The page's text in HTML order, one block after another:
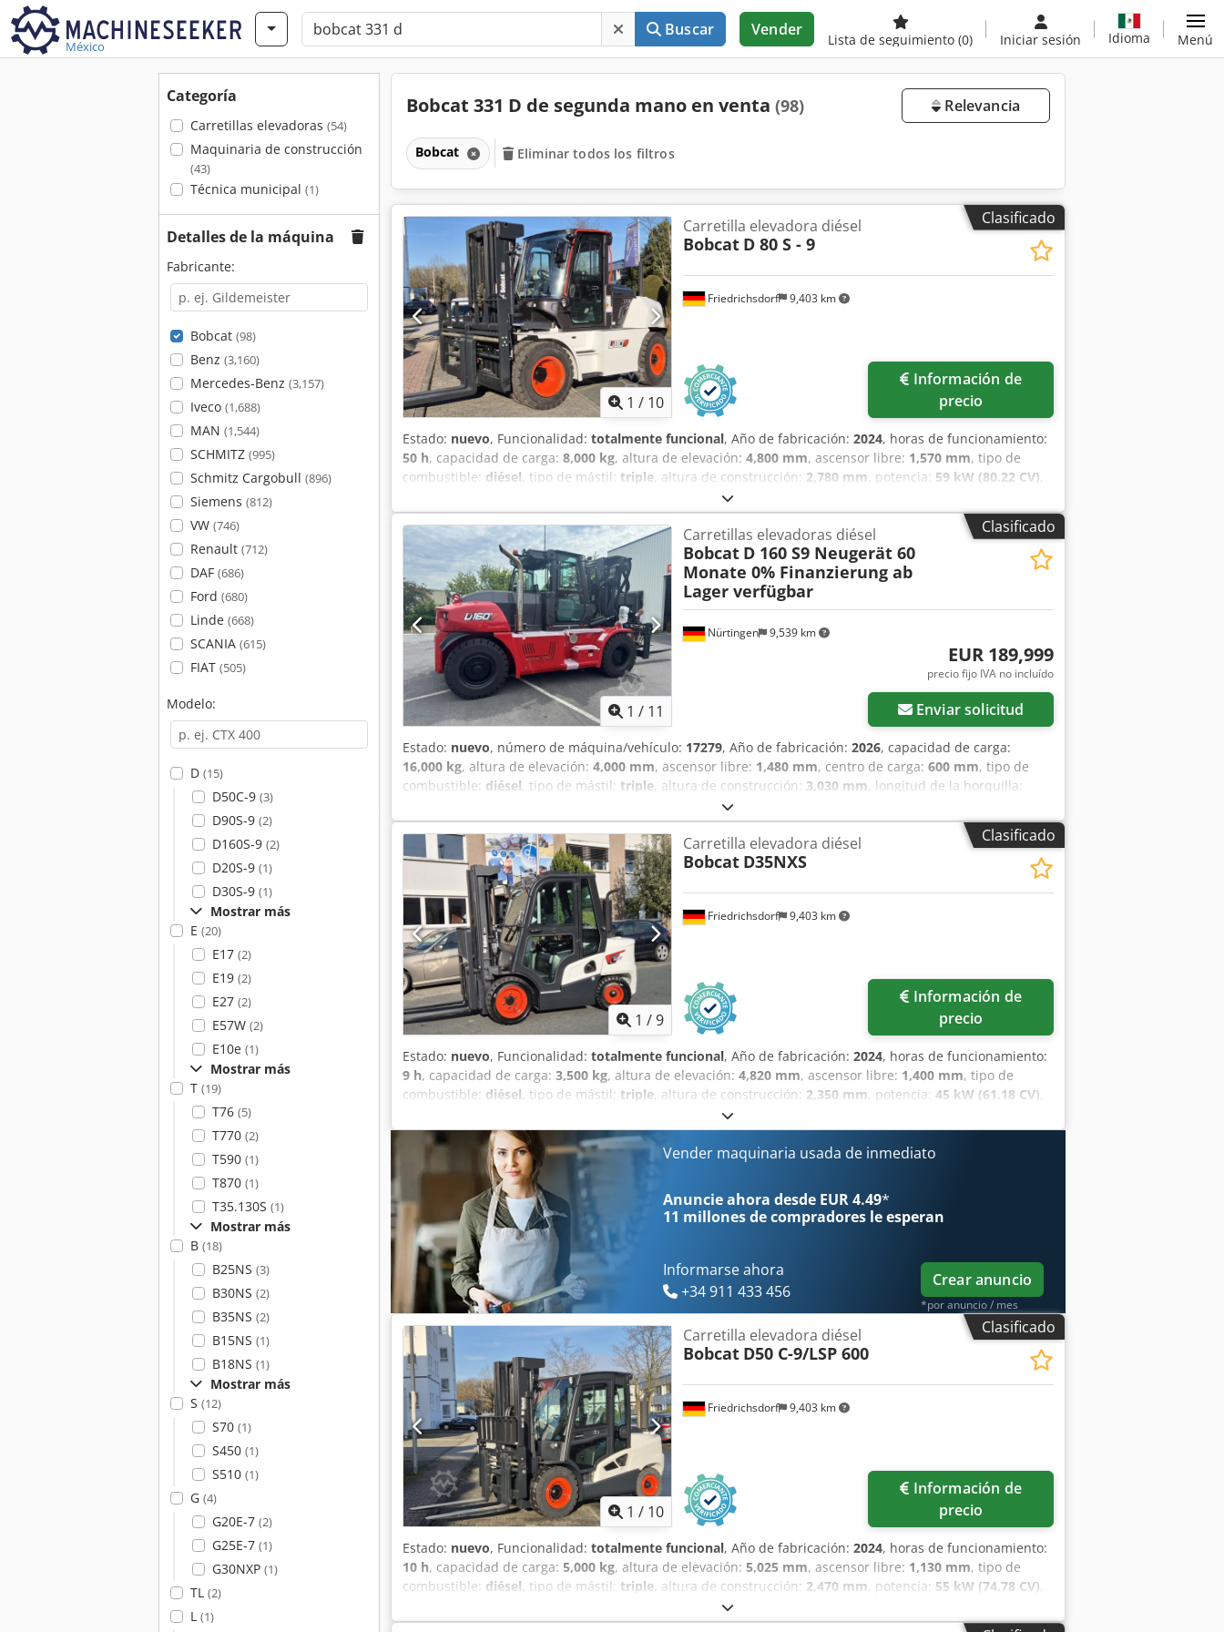
México
Buscar Vender
Lista de seguimiento (0) Iniciar sesión Idioma Menú
Categoría
Carretillas elevadoras (54)
Maquinaria de construcción
(43)
Técnica municipal (1)
Detalles de la máquina
Fabricante:
Bobcat (98)
Benz (3,160)
Mercedes-Benz (3,157)
Iveco (1,688)
MAN (1,544)
SCHMITZ (995)
Schmitz Cargobull (896)
Siemens (812)
VW (746)
Renault (712)
DAF (686)
Ford (680)
Linde (668)
SCANIA (615)
FIAT (505)
Modelo:
D (15)
D50C-9 (3)
D90S-9 (2)
D160S-9 (2)
D20S-9 (1)
D30S-9 (1)
Mostrar más
E (20)
E17 (2)
E19 (2)
E27 (2)
E57W (2)
E10e (1)
Mostrar más
T (19)
T76 (5)
T770 (2)
T590 (1)
T870 (1)
T35.130S (1)
Mostrar más
B (18)
B25NS (3)
B30NS (2)
B35NS (2)
B15NS (1)
B18NS (1)
Mostrar más
S (12)
S70 (1)
S450 (1)
S510 (1)
G (4)
G20E-7 (2)
G25E-7 (1)
G30NXP (1)
TL (2)
L (1)
Bobcat 331 D de segunda mano en venta (98) Relevancia
Bobcat Eliminar todos los filtros
Clasificado
1 / 10
Friedrichsdorf 9,403 km
Carretilla elevadora diésel
Bobcat D 80 S - 9
precio
Estado: nuevo, Funcionalidad: totalmente funcional, Año de fabricación: 2024, horas de funcionamiento:
50 h, capacidad de carga: 8,000 kg, altura de elevación: 4,800 mm, ascensor libre: 1,570 mm, tipo de
combustible: diésel, tipo de mástil: triple, altura de construcción: 2,780 mm, potencia: 59 kW (80.22 CV),
, longitud de la horquilla:
de accionamiento:Diesel, Carretillas elevadoras diésel Centro de carga: 600 Ancho de la horquilla: 180
mm Grosor de la horquilla: 75 mm Clase ISO: Terminal Oeste Tipo de mástil: Triplex Transmisión:
convertidor Clase de velocidad: 20 Condición: dispositivo nuevo Estado técnico: Nuevo Dodpexr R Efjfx
Anzekr Tipo de neumáticos delanteros: súper elásticos Neumáticos delanteros Condición: Nuevo Tipo de
neumáticos traseros: Superelásticos Neumáticos traseros Condición: Nuevo palanca de cambios lateral,
posicionador de horquillas, Tercera válvula, cuarta válvula, luz de trabajo trasera, luz de trabajo
delantera, calentador, cabina completa, elevación libre completa, certificado CE, espejo interior, espejo
exterior, luz giratoria, asiento, Cámara frontal y trasera
Clasificado
1 / 11
Nürtingen 9,539 km
Carretillas elevadoras diésel
Bobcat D 160 S9 Neugerät 60
Monate 0% Finanzierung ab
Lager verfügbar
EUR 189,999
precio fijo IVA no incluído
Enviar solicitud
Estado: nuevo, número de máquina/vehículo: 17279, Año de fabricación: 2026, capacidad de carga:
16,000 kg, altura de elevación: 4,000 mm, ascensor libre: 1,480 mm, centro de carga: 600 mm, tipo de
combustible: diésel, tipo de mástil: triple, altura de construcción: 3,030 mm, longitud de la horquilla:
12.00-20 100%
100%, peso total:19,300 kg, Equipamiento:cabina, 5218640 Dedpfx Ajzp T Auenzjkr Número de serie:
FDC0H-5107-00494
Clasificado
1 /9
Friedrichsdorf 9,403 km
Carretilla elevadora diésel
Bobcat D35NXS
precio
Estado: nuevo, Funcionalidad: totalmente funcional, Año de fabricación: 2024, horas de funcionamiento:
9 h, capacidad de carga: 3,500 kg, altura de elevación: 4,820 mm, ascensor libre: 1,400 mm, tipo de
combustible: diésel, tipo de mástil: triple, altura de construcción: 2,350 mm, potencia: 45 kW (61.18 CV),
, longitud de la horquilla:
longitud total:2,750 mm, tipo de accionamiento:Diesel, ancho de construcción:1,290 mm, Carretilla
elevadora diésel Centro de carga: 500 Clase ISO: Clase ISO 3 = 2.500 - 4.999 kg Tipo de mástil: Triplex
Transmisión: convertidor de par Clase de velocidad: 20 Condición: máquina nueva Estado técnico: nuevo
Neumáticos delanteros tipo: superelásticos Neumáticos delanteros tamaño: 28-9 x15 Dkedpjy U R Dcsfx
Anzsr Estado de neumáticos delanteros: 80 - 100% Neumáticos traseros tipo: superelásticos Neumáticos
traseros tamaño: 6.50x10 Estado de neumáticos traseros: 80 - 100% Desplazador lateral, 3ª válvula, 4ª
válvula, focos de trabajo traseros, focos de trabajo delanteros, rejilla protectora de carga, cabina
completa, elevación libre total, certificado CE, espejo interior, espejo exterior, luz rotativa,
limpiaparabrisas,
Vender maquinaria usada de inmediato
Anuncie ahora desde EUR 4.49*
11 millones de compradores le esperan
Informarse ahora
+34 911 433 456
Crear anuncio
*por anuncio / mes
Clasificado
1 / 10
Friedrichsdorf 9,403 km
Carretilla elevadora diésel
Bobcat D50 C-9/LSP 600
precio
Estado: nuevo, Funcionalidad: totalmente funcional, Año de fabricación: 2024, horas de funcionamiento:
10 h, capacidad de carga: 5,000 kg, altura de elevación: 5,025 mm, ascensor libre: 1,130 mm, tipo de
combustible: diésel, tipo de mástil: triple, altura de construcción: 2,470 mm, potencia: 55 kW (74.78 CV),
, longitud de la horquilla:
longitud total:3,300 mm, tipo de accionamiento:Diesel, ancho de construcción:1,455 mm, Carretilla